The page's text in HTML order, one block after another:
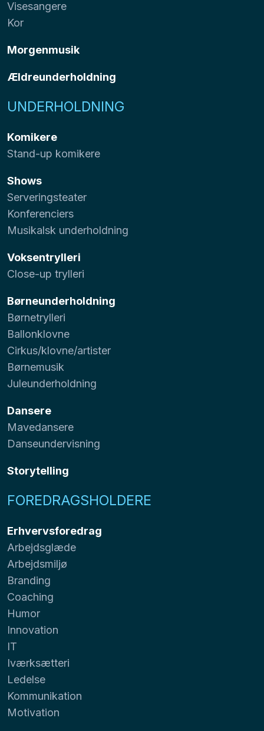
Visesangere
Kor
Morgenmusik
Ældreunderholdning
UNDERHOLDNING
Komikere
Stand-up komikere
Shows
Serveringsteater
Konferenciers
Musikalsk underholdning
Voksentrylleri
Close-up trylleri
Børneunderholdning
Børnetrylleri
Ballonklovne
Cirkus/klovne/artister
Børnemusik
Juleunderholdning
Dansere
Mavedansere
Danseundervisning
Storytelling
FOREDRAGSHOLDERE
Erhvervsforedrag
Arbejdsglæde
Arbejdsmiljø
Branding
Coaching
Humor
Innovation
IT
Iværksætteri
Ledelse
Kommunikation
Motivation